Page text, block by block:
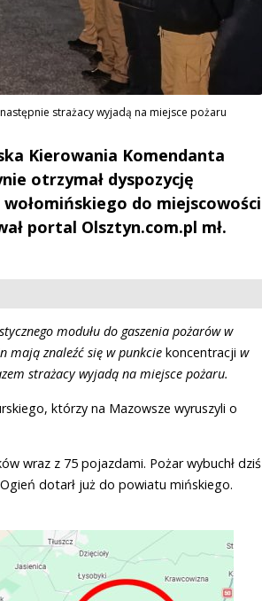
strażacy wyjadą na miejsce pożaru
Kierowania Komendanta
otrzymał dyspozycję
do miejscowości
portal Olsztyn.com.pl mł.
modułu do gaszenia pożarów w
mają znaleźć się w punkcie koncentracji w
strażacy wyjadą na miejsce pożaru.
którzy na Mazowsze wyruszyli o
wraz z 75 pojazdami. Pożar wybuchł dziś
dotarł już do powiatu mińskiego.